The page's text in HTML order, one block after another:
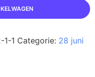
1-1 Categorie: 28 juni